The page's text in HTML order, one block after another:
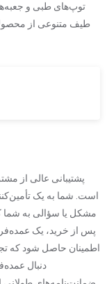
توپ‌های طبی و
طیف متنوعی از
پشتیبانی عالی از
است. شما به یک
مشکل یا سؤالی به شما
پس از خرید، یک
اطمینان حاصل شود که
دنبال